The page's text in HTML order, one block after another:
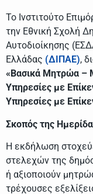
Το Ινστιτούτο
την Εθνική Σχολή
Αυτοδιοίκησης
Ελλάδας (ΔΙΠΑΕ),
«Βασικά Μητρώα –
Υπηρεσίες με
Υπηρεσίες με
Σκοπός της
Η εκδήλωση
στελεχών της
ή αξιοποιούν
τρέχουσες